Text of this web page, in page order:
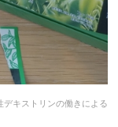
キストリンの働きによる